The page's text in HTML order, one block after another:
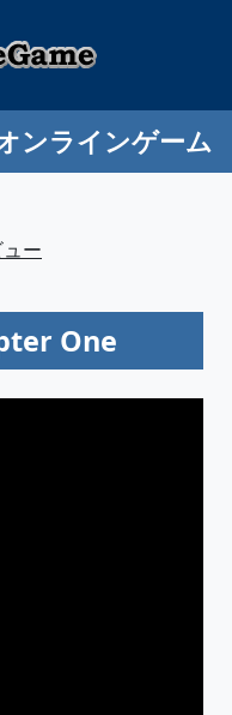
ンラインゲーム
ー
One